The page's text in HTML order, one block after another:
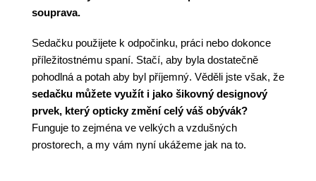
souprava.
Sedačku použijete k odpočinku, práci nebo dokonce
příležitostnému spaní. Stačí, aby byla dostatečně
pohodlná a potah aby byl příjemný. Věděli jste však, že
sedačku můžete využít i jako šikovný designový
prvek, který opticky změní celý váš obývák?
Funguje to zejména ve velkých a vzdušných
prostorech, a my vám nyní ukážeme jak na to.